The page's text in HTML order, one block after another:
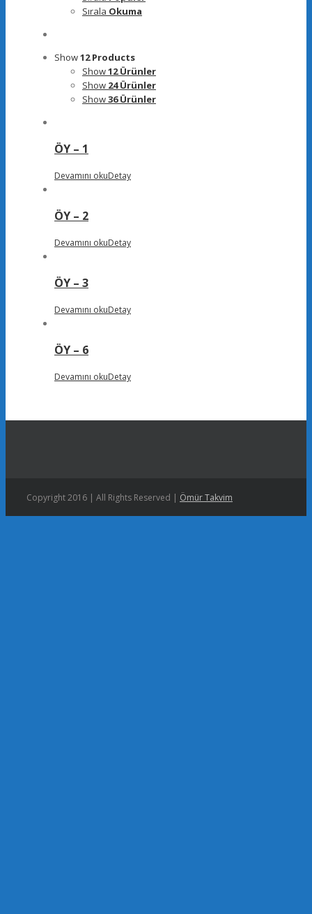
Sırala Okuma
Show12 Products
Show12 Ürünler
Show 24 Ürünler
Show36 Ürünler
ÖY – 1
Devamını okuDetay
ÖY – 2
Devamını okuDetay
ÖY – 3
Devamını okuDetay
ÖY – 6
Devamını okuDetay
Copyright 2016 | All Rights Reserved | Ömür Takvim